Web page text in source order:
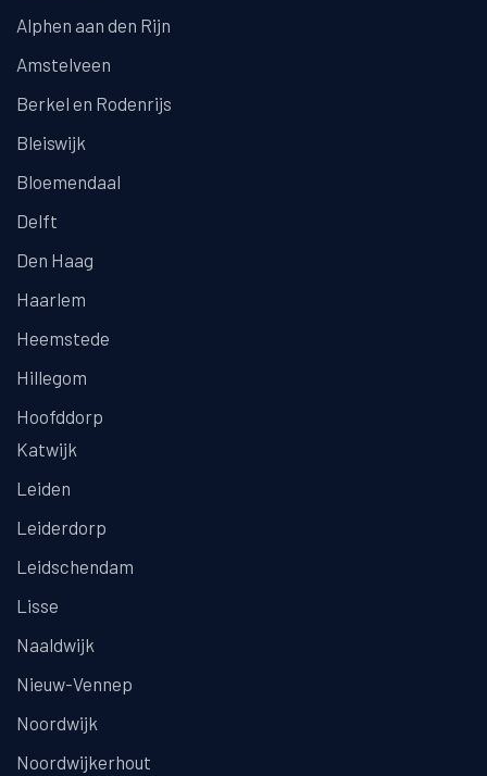
Alphen aan den Rijn
Amstelveen
Berkel en Rodenrijs
Bleiswijk
Bloemendaal
Delft
Den Haag
Haarlem
Heemstede
Hillegom
Hoofddorp
Katwijk
Leiden
Leiderdorp
Leidschendam
Lisse
Naaldwijk
Nieuw-Vennep
Noordwijk
Noordwijkerhout